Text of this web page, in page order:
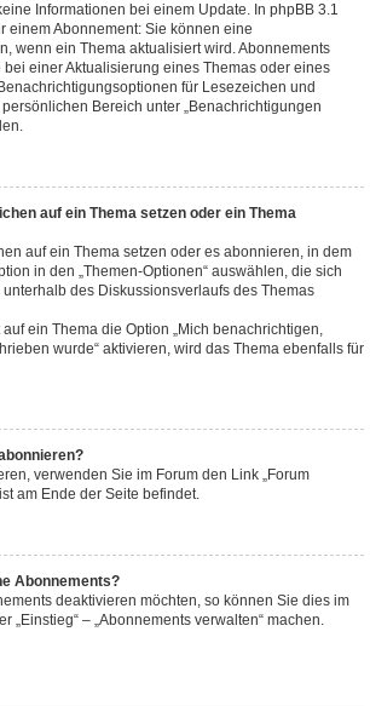
Informationen bei einem Update. In phpBB 3.1
einem Abonnement: Sie können eine
wenn ein Thema aktualisiert wird. Abonnements
einer Aktualisierung eines Themas oder eines
für Lesezeichen und
Bereich unter „Benachrichtigungen
auf ein Thema setzen oder ein Thema
auf ein Thema setzen oder es abonnieren, in dem
in den „Themen-Optionen“ auswählen, die sich
des Diskussionsverlaufs des Themas
ein Thema die Option „Mich benachrichtigen,
wurde“ aktivieren, wird das Thema ebenfalls für
verwenden Sie im Forum den Link „Forum
am Ende der Seite befindet.
Abonnements?
deaktivieren möchten, so können Sie dies im
„Einstieg“ – „Abonnements verwalten“ machen.